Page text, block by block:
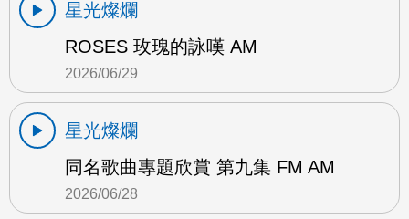
星光燦爛
ROSES 玫瑰的詠嘆 AM
2026/06/29
星光燦爛
同名歌曲專題欣賞 第九集 FM AM
2026/06/28